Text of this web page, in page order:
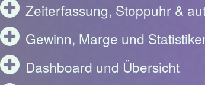
Zeiterfassung, Stoppuhr &
Gewinn, Marge und
Dashboard und Übersicht